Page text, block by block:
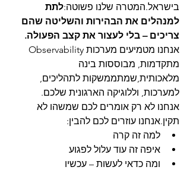
בישראל.המטרה שלנו פשוטה:לתת
למנהלים את הבהירות והשליטה שהם
צריכים – בלי לעצור את קצב הפעולה.
מתקדמות, מבוססות בינה
מלאכותית,שמתממשקות לתהליכים,
למערכות, וללוגיקה הארגונית שלכם.
אנחנו לא רק אומרים לכם שמשהו לא
תקין.אנחנו עוזרים לכם להבין:
למה זה קרה
איפה זה עוד עלול לפגוע
ומה כדאי לעשות – עכשיו